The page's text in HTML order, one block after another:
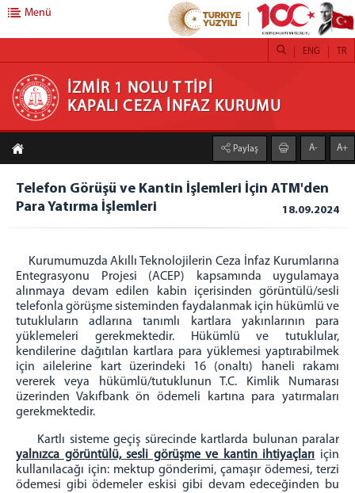
İZMİR 1 NOLU T TİPİ KAPALI CEZA İNFAZ
KURUMU
ANASAYFA
KURUMUMUZ
STOR PERDE
HOBİ ATÖLYESİ
TİYATROLARIMIZ
ATÖLYE VE İŞ YURTLARI
H/T BİLGİLENDİRME
EMANET PARA
ZİYARET BİLGİLENDİRME
ZİYARET YÖNETMELİĞİ
ZİYARET KURALLARI
Cenazeye Katılım ve Hasta Ziyareti İçin
Doldurulacak Dilekçe Örneği
KAMPÜS CİK
Menü
İZMİR 1 NOLU T TİPİ
KAPALI CEZA İNFAZ KURUMU
TR
ENG
Paylaş A- A+
Telefon Görüşü ve Kantin İşlemleri İçin ATM'den
Para Yatırma İşlemleri
18.09.2024
Kurumumuzda Akıllı Teknolojilerin Ceza İnfaz Kurumlarına
Entegrasyonu Projesi (ACEP) kapsamında uygulamaya
alınmaya devam edilen kabin içerisinden görüntülü/sesli
telefonla görüşme sisteminden faydalanmak için hükümlü ve
tutukluların adlarına tanımlı kartlara yakınlarının para
yüklemeleri gerekmektedir. Hükümlü ve tutuklular,
kendilerine dağıtılan kartlara para yüklemesi yaptırabilmek
için ailelerine kart üzerindeki 16 (onaltı) haneli rakamı
vererek veya hükümlü/tutuklunun T.C. Kimlik Numarası
üzerinden Vakıfbank ön ödemeli kartına para yatırmaları
gerekmektedir.
Kartlı sisteme geçiş sürecinde kartlarda bulunan paralar
yalnızca görüntülü, sesli görüşme ve kantin ihtiyaçları için
kullanılacağı için: mektup gönderimi, çamaşır ödemesi, terzi
ödemesi gibi ödemeler eskisi gibi devam edeceğinden bu